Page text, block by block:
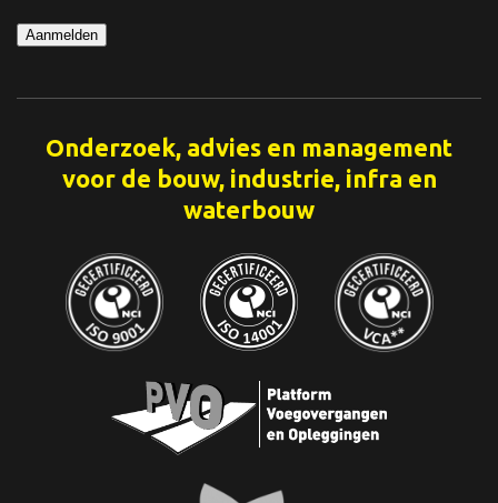
Aanmelden
Onderzoek, advies en management
voor de bouw, industrie, infra en
waterbouw